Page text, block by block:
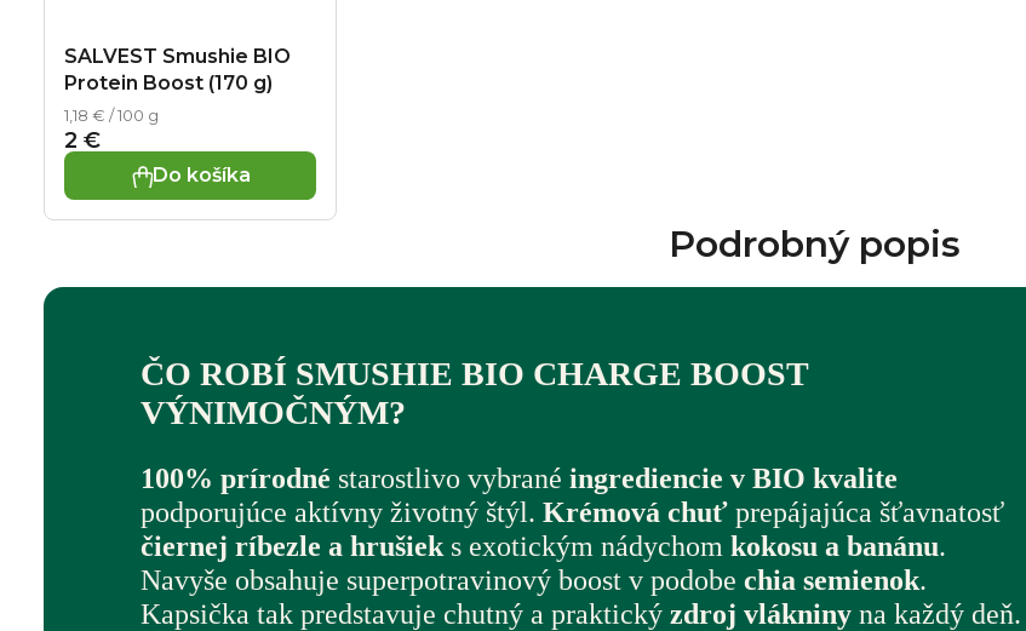
SALVEST Smushie BIO
Protein Boost (170 g)
2 €
Jednotková cena:
1,18 € / 100 g
Do košíka
Podrobný popis
ČO ROBÍ SMUSHIE BIO CHARGE BOOST
VÝNIMOČNÝM?
100% prírodné starostlivo vybrané ingrediencie v BIO kvalite
podporujúce aktívny životný štýl. Krémová chuť prepájajúca šťavnatosť
čiernej ríbezle a hrušiek s exotickým nádychom kokosu a banánu.
Navyše obsahuje superpotravinový boost v podobe chia semienok.
Kapsička tak predstavuje chutný a praktický zdroj vlákniny na každý deň.